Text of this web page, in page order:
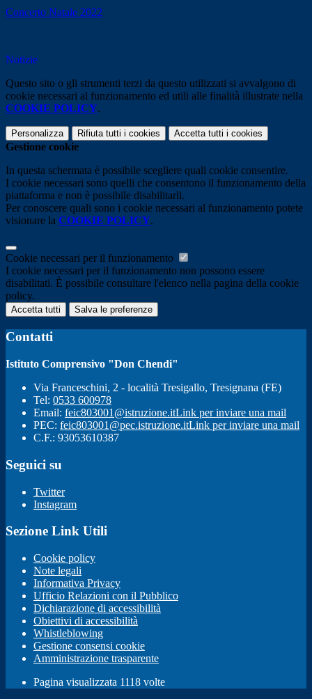
Concerto Natale 2022
Notizie
Questo sito o gli strumenti terzi da questo utilizzati si avvalgono di
cookie necessari al funzionamento ed utili alle finalità illustrate nella
COOKIE POLICY.
Personalizza Rifiuta tutti i cookies Accetta tutti i cookies
Gestione cookie
In questa schermata è possibile scegliere quali cookie consentire.
I cookie necessari sono quelli che consentono il funzionamento della
piattaforma e non è possibile disabilitarli.
Per conoscere quali sono i cookie necessari al funzionamento potete
visionare la COOKIE POLICY.
Cookie necessari per il funzionamento
I cookie necessari per il funzionamento non possono essere
disabilitati. È possibile consultare l'elenco nella pagina della cookie
policy.
Accetta tutti Salva le preferenze
Contatti
Istituto Comprensivo "Don Chendi"
Via Franceschini, 2 - località Tresigallo, Tresignana (FE)
Tel: 0533 600978
Email: feic803001@istruzione.itLink per inviare una mail
PEC: feic803001@pec.istruzione.itLink per inviare una mail
C.F.: 93053610387
Seguici su
Twitter
Instagram
Sezione Link Utili
Cookie policy
Note legali
Informativa Privacy
Ufficio Relazioni con il Pubblico
Dichiarazione di accessibilità
Obiettivi di accessibilità
Whistleblowing
Gestione consensi cookie
Amministrazione trasparente
Pagina visualizzata 1118 volte